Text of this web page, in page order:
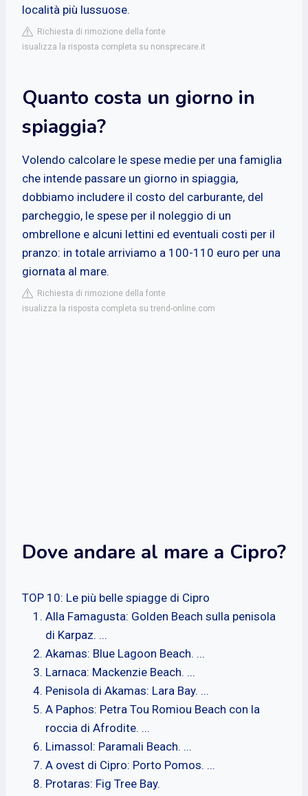
località più lussuose.
Richiesta di rimozione della fonte
isualizza la risposta completa su nonsprecare.it
Quanto costa un giorno in
spiaggia?
Volendo calcolare le spese medie per una famiglia
che intende passare un giorno in spiaggia,
dobbiamo includere il costo del carburante, del
parcheggio, le spese per il noleggio di un
ombrellone e alcuni lettini ed eventuali costi per il
pranzo: in totale arriviamo a 100-110 euro per una
giornata al mare.
Richiesta di rimozione della fonte
isualizza la risposta completa su trend-online.com
Dove andare al mare a Cipro?
TOP 10: Le più belle spiagge di Cipro
Alla Famagusta: Golden Beach sulla penisola
di Karpaz. ...
Akamas: Blue Lagoon Beach. ...
Larnaca: Mackenzie Beach. ...
Penisola di Akamas: Lara Bay. ...
A Paphos: Petra Tou Romiou Beach con la
roccia di Afrodite. ...
Limassol: Paramali Beach. ...
A ovest di Cipro: Porto Pomos. ...
Protaras: Fig Tree Bay.